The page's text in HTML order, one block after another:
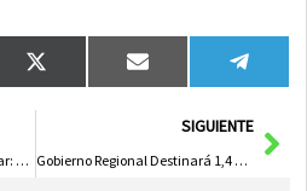
Compartir
en
X
(Twitter)
Compartir
en
Email
en
Impulso a la Economía Circular: Transformación del Sector de la Construcción en Asa(IN)forma
SIGUIENTE
Gobierno Regional Destinará 1,4 Millones de Euros en Nuevas Iniciativas Comunitarias